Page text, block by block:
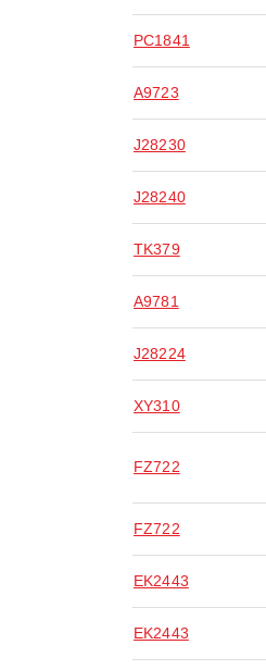
PC1841
A9723
J28230
J28240
TK379
A9781
J28224
XY310
FZ722
FZ722
EK2443
EK2443